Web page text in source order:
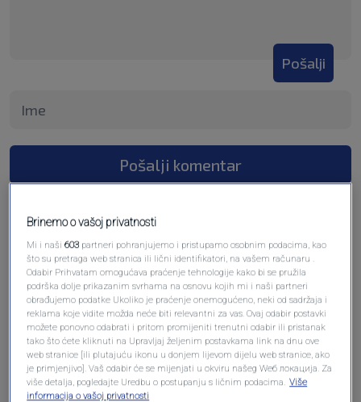
Pošalji
Pošalji komentar
Oglas
Brinemo o vašoj privatnosti
Mi i naši603 partneri pohranjujemo i pristupamo osobnim podacima, kao
što su pretraga web stranica ili lični identifikatori, na vašem računaru .
Odabir Prihvatam omogućava praćenje tehnologije kako bi se pružila
podrška dolje prikazanim svrhama na osnovu kojih mi i naši partneri
obrađujemo podatke Ukoliko je praćenje onemogućeno, neki od sadržaja i
reklama koje vidite možda neće biti relevantni za vas. Ovaj odabir postavki
možete ponovno odabrati i pritom promijeniti trenutni odabir ili pristanak
tako što ćete kliknuti na Upravljaj željenim postavkama link na dnu ove
web stranice [ili plutajuću ikonu u donjem lijevom dijelu web stranice, ako
je primjenjivo]. Vaš odabir će se mijenjati u okviru našeg Wеб локација. Za
više detalja, pogledajte Uredbu o postupanju s ličnim podacima. Više
informacija o vašoj privatnosti